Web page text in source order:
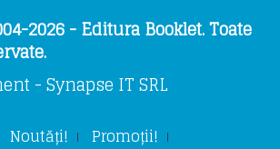
2026 - Editura Booklet. Toate
- Synapse IT SRL
Noutăți! Promoții!